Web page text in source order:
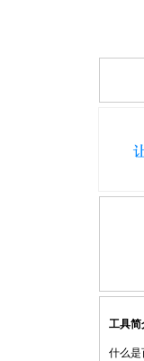
工具简
什么是